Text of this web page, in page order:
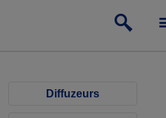
Diffuzeurs